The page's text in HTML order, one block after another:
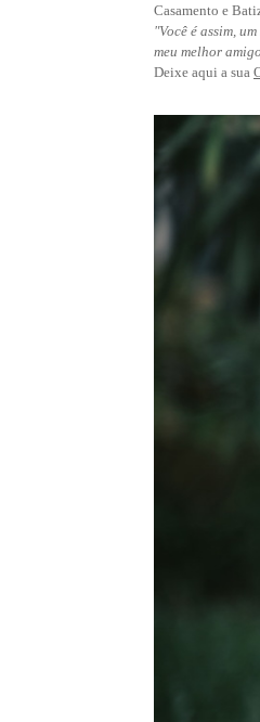
Casamento e
"Você é assim,
meu melhor
Deixe aqui a sua